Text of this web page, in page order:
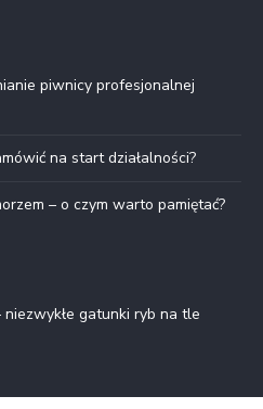
piwnicy profesjonalnej
na start działalności?
– o czym warto pamiętać?
gatunki ryb na tle